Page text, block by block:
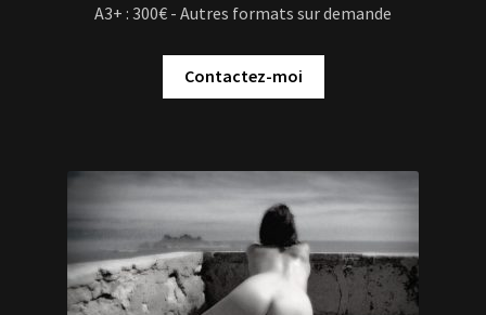
A3+ : 300€ - Autres formats sur demande
Contactez-moi